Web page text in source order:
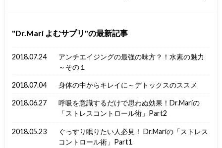
Dr.Mari よむサプリ の最新記事
2018.07.24
アンチエイジングの最強の味方？！水素の魅力
～その１
2018.07.04 身体の中からキレイに～デトックスのススメ
2018.06.27
呼吸を意識するだけで思わぬ効果！Dr.Mariの
「ストレスコントロール術」Part2
2018.05.23
ぐっすり眠りたい人必見！ Dr.Mariの「ストレス
コントロール術」Part1